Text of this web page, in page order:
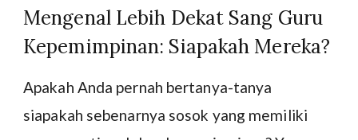
Mengenal Lebih Dekat Sang Guru
Kepemimpinan: Siapakah Mereka?
Apakah Anda pernah bertanya-tanya
siapakah sebenarnya sosok yang memiliki